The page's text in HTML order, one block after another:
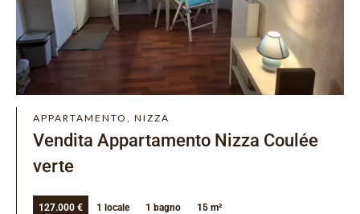
APPARTAMENTO, NIZZA
Vendita Appartamento Nizza Coulée
verte
127.000 € 1 locale 1 bagno 15 m²